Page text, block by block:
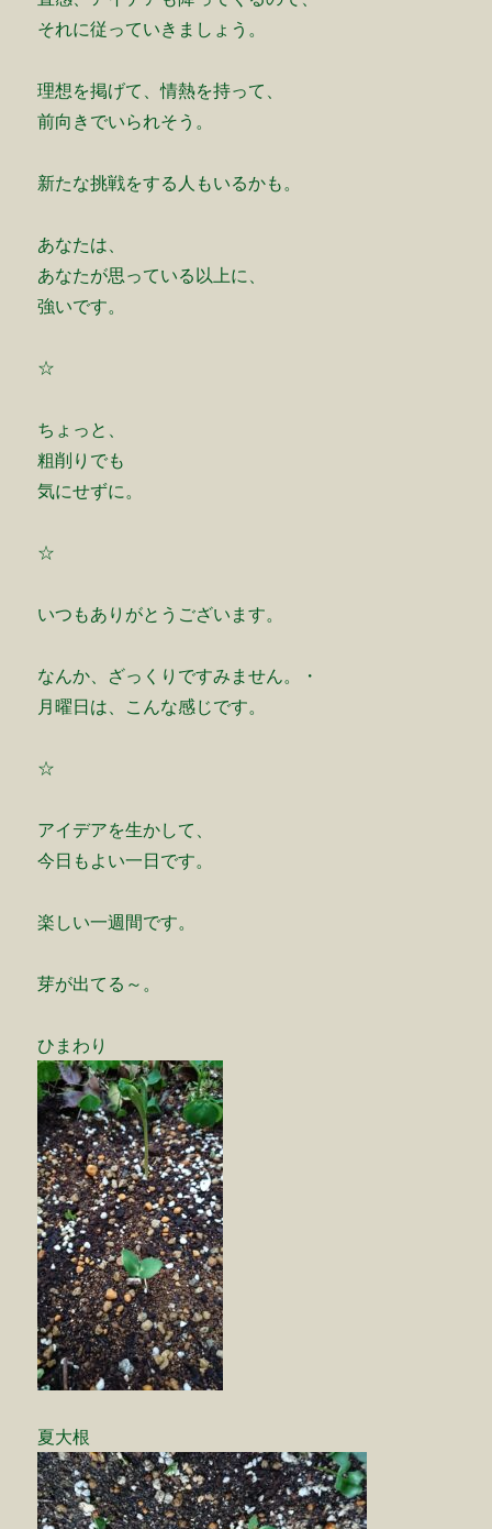
それに従っていきましょう。
理想を掲げて、情熱を持って、
前向きでいられそう。
新たな挑戦をする人もいるかも。
あなたは、
あなたが思っている以上に、
強いです。
☆
ちょっと、
粗削りでも
気にせずに。
☆
いつもありがとうございます。
なんか、ざっくりですみません。・
月曜日は、こんな感じです。
☆
アイデアを生かして、
今日もよい一日です。
楽しい一週間です。
芽が出てる～。
ひまわり
夏大根